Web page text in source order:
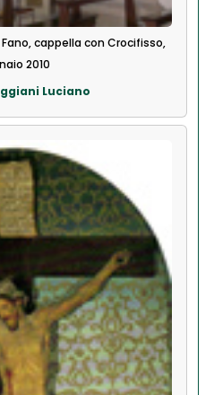
cappella con Crocifisso,
2010
Luciano